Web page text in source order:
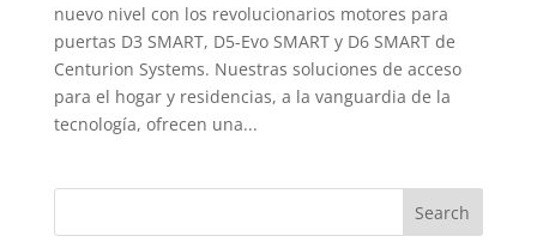
nuevo nivel con los revolucionarios motores para
puertas D3 SMART, D5-Evo SMART y D6 SMART de
Centurion Systems. Nuestras soluciones de acceso
para el hogar y residencias, a la vanguardia de la
tecnología, ofrecen una...